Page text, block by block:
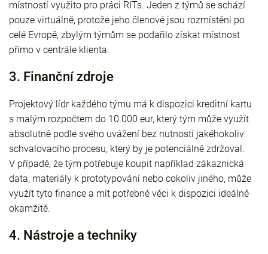
místností využito pro práci RITs. Jeden z týmů se schází
pouze virtuálně, protože jeho členové jsou rozmístěni po
celé Evropě, zbylým týmům se podařilo získat místnost
přímo v centrále klienta.
3. Finanční zdroje
Projektový lídr každého týmu má k dispozici kreditní kartu
s malým rozpočtem do 10.000 eur, který tým může využít
absolutně podle svého uvážení bez nutnosti jakéhokoliv
schvalovacího procesu, který by je potenciálně zdržoval.
V případě, že tým potřebuje koupit například zákaznická
data, materiály k prototypování nebo cokoliv jiného, může
využít tyto finance a mít potřebné věci k dispozici ideálně
okamžitě.
4. Nástroje a techniky